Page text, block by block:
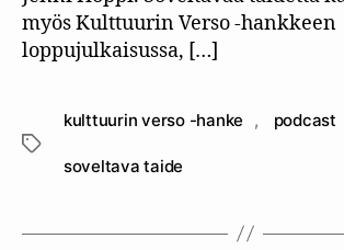
myös Kulttuurin Verso -hankkeen
loppujulkaisussa, […]
Avainsanat
kulttuurin verso -hanke , podcast
soveltava taide